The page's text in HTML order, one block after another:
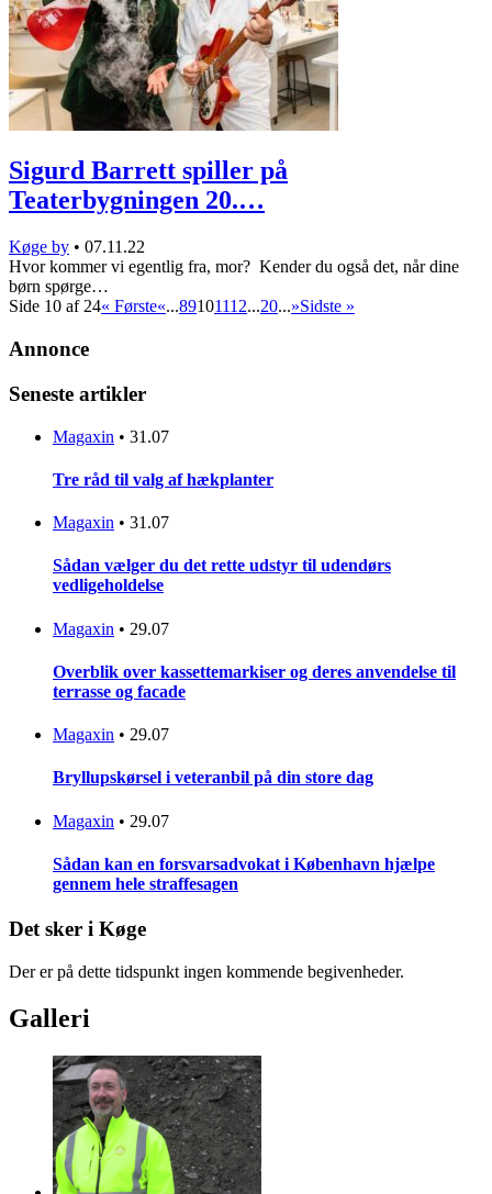
Sigurd Barrett spiller på
Teaterbygningen 20.…
Køge by • 07.11.22
Hvor kommer vi egentlig fra, mor? Kender du også det, når dine
børn spørge…
Side 10 af 24« Første«...89101112...20...»Sidste »
Annonce
Seneste artikler
Magaxin • 31.07
Tre råd til valg af hækplanter
Magaxin • 31.07
Sådan vælger du det rette udstyr til udendørs
vedligeholdelse
Magaxin • 29.07
Overblik over kassettemarkiser og deres anvendelse til
terrasse og facade
Magaxin • 29.07
Bryllupskørsel i veteranbil på din store dag
Magaxin • 29.07
Sådan kan en forsvarsadvokat i København hjælpe
gennem hele straffesagen
Det sker i Køge
Der er på dette tidspunkt ingen kommende begivenheder.
Galleri